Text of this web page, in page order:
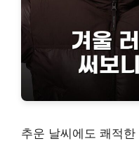
추운 날씨에도 쾌적